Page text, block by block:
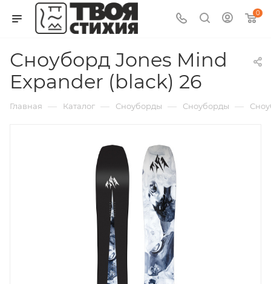
0
Сноуборд Jones Mind
Expander (black) 26
Главная — Каталог — Сноуборды — Сноуборды —